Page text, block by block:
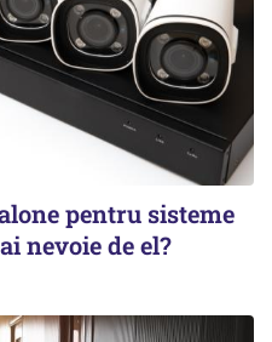
pentru sisteme
nevoie de el?